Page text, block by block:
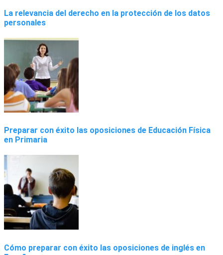
La relevancia del derecho en la protección de los datos
personales
Preparar con éxito las oposiciones de Educación Física
en Primaria
Cómo preparar con éxito las oposiciones de inglés en